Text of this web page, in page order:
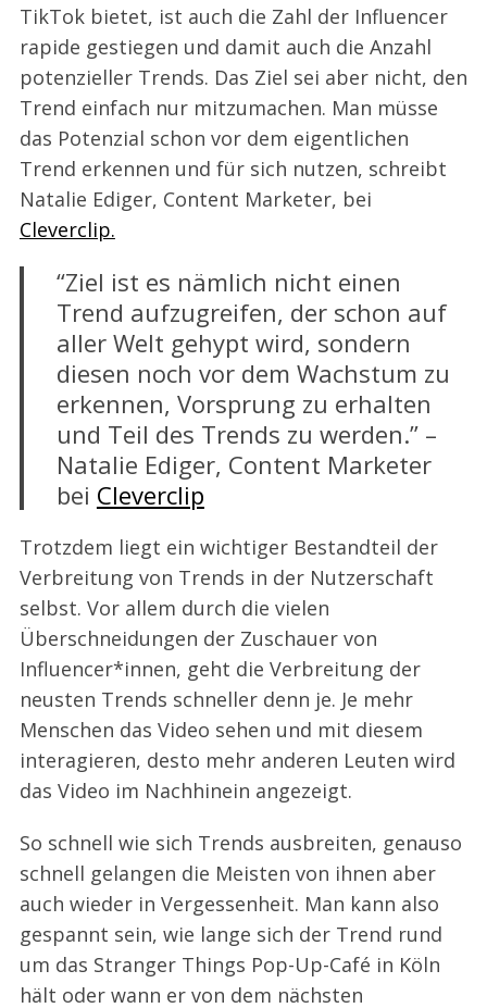
TikTok bietet, ist auch die Zahl der Influencer
rapide gestiegen und damit auch die Anzahl
potenzieller Trends. Das Ziel sei aber nicht, den
Trend einfach nur mitzumachen. Man müsse
das Potenzial schon vor dem eigentlichen
Trend erkennen und für sich nutzen, schreibt
Natalie Ediger, Content Marketer, bei
Cleverclip.
“Ziel ist es nämlich nicht einen
Trend aufzugreifen, der schon auf
aller Welt gehypt wird, sondern
diesen noch vor dem Wachstum zu
erkennen, Vorsprung zu erhalten
und Teil des Trends zu werden.” –
Natalie Ediger, Content Marketer
bei Cleverclip
Trotzdem liegt ein wichtiger Bestandteil der
Verbreitung von Trends in der Nutzerschaft
selbst. Vor allem durch die vielen
Überschneidungen der Zuschauer von
Influencer*innen, geht die Verbreitung der
neusten Trends schneller denn je. Je mehr
Menschen das Video sehen und mit diesem
interagieren, desto mehr anderen Leuten wird
das Video im Nachhinein angezeigt.
So schnell wie sich Trends ausbreiten, genauso
schnell gelangen die Meisten von ihnen aber
auch wieder in Vergessenheit. Man kann also
gespannt sein, wie lange sich der Trend rund
um das Stranger Things Pop-Up-Café in Köln
hält oder wann er von dem nächsten